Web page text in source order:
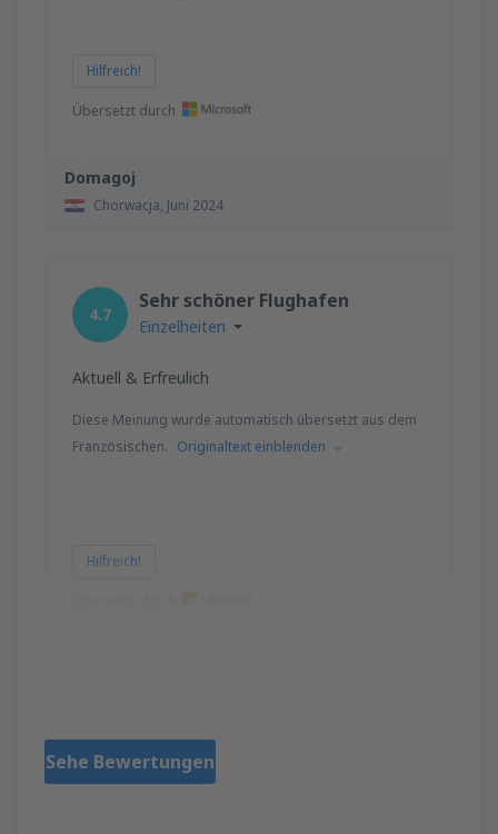
Domagoj
Chorwacja, Juni 2024
Hilfreich!
Übersetzt durch
4.7
Sehr schöner Flughafen
Einzelheiten
Aktuell & Erfreulich
Diese Meinung wurde automatisch übersetzt aus dem
Französischen. Originaltext einblenden
Hilfreich!
Sehe Bewertungen